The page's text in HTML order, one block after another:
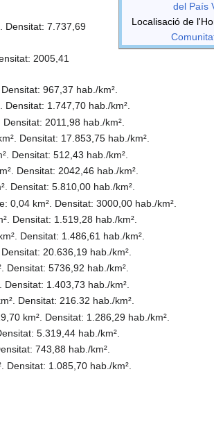
del País
Localisació de
Densitat: 7.737,69
2005,41
967,37 hab./km².
Densitat: 1.747,70 hab./km².
2011,98 hab./km².
Densitat: 17.853,75 hab./km².
Densitat: 512,43 hab./km².
Densitat: 2042,46 hab./km².
Densitat: 5.810,00 hab./km².
0,04 km². Densitat: 3000,00 hab./km².
Densitat: 1.519,28 hab./km².
Densitat: 1.486,61 hab./km².
20.636,19 hab./km².
Densitat: 5736,92 hab./km².
Densitat: 1.403,73 hab./km².
Densitat: 216.32 hab./km².
km². Densitat: 1.286,29 hab./km².
5.319,44 hab./km².
743,88 hab./km².
Densitat: 1.085,70 hab./km².